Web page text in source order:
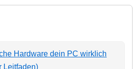
Hardware dein PC wirklich
Leitfaden)